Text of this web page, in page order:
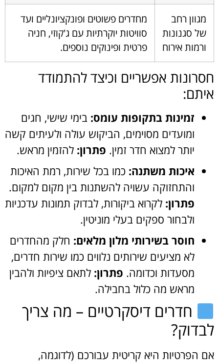
מגוון רחב
של סגנונות
ורמות אירוח
מחדרים פשוטים ופונקציונליים ועד
סוויטות יוקרתיות עם ג'קוזי, חניה
פרטית ופינוקים נוספים.
חסרונות אפשריים וכיצד להתמודד
איתם:
זמינות בתקופות עומס: בימי שישי, חגים
ומועדים מסוימים, הביקוש עולה ולעיתים קשה
יותר למצוא חדר זמין. פתרון: להזמין מראש.
איכות משתנה: כמו בכל שירות, רמת האיכות
והתחזוקה עשויה להשתנות בין מקום למקום.
פתרון: לקרוא ביקורות, לבדוק תמונות עדכניות
ולבחור ספקים בעלי מוניטין.
חוסר בשירותי מלון מלאים: חלק מהחדרים
לא מציעים שירותים נלווים כמו שירות חדרים,
מסעדות וכדומה. פתרון: לתאם ציפיות ולהבין
מראש מה כלול בחבילה.
חדרים דיסקרטיים – מה צריך
לבדוק?
אם הפרטיות היא קריטית עבורכם (לדוגמה,